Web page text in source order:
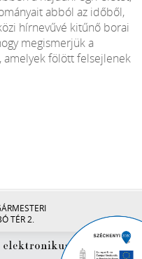
abból az időből,
hírnevűvé kitűnő borai
megismerjük a
fölött felsejlenek
TÉR 2.